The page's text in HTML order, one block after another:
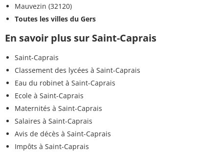
Mauvezin (32120)
Toutes les villes du Gers
En savoir plus sur Saint-Caprais
Saint-Caprais
Classement des lycées à Saint-Caprais
Eau du robinet à Saint-Caprais
Ecole à Saint-Caprais
Maternités à Saint-Caprais
Salaires à Saint-Caprais
Avis de décès à Saint-Caprais
Impôts à Saint-Caprais